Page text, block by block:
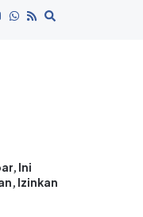
Ini
Izinkan